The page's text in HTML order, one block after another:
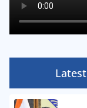
Latest